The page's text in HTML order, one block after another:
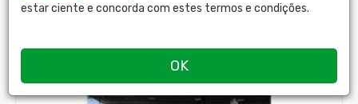
estar ciente e concorda com estes termos e condições.
OK